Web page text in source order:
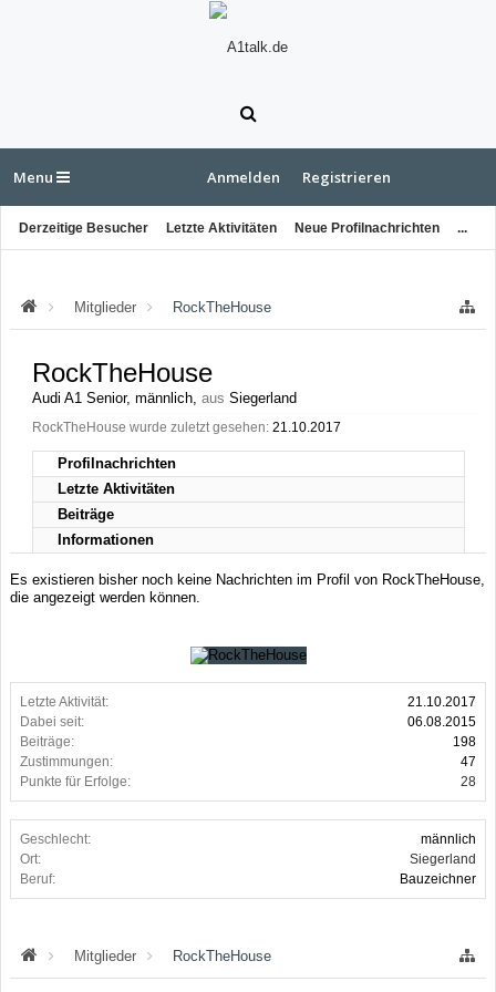
Menu
Derzeitige Besucher Letzte Aktivitäten Neue Profilnachrichten ...
Anmelden Registrieren
Mitglieder RockTheHouse
Letzte Aktivität:
21.10.2017
Dabei seit:
06.08.2015
Beiträge:
198
Zustimmungen:
47
Punkte für Erfolge:
28
Geschlecht:
männlich
Ort:
Siegerland
Beruf:
Bauzeichner
RockTheHouse
Audi A1 Senior, männlich, aus Siegerland
RockTheHouse wurde zuletzt gesehen: 21.10.2017
Profilnachrichten
Letzte Aktivitäten
Beiträge
Informationen
Es existieren bisher noch keine Nachrichten im Profil von RockTheHouse,
die angezeigt werden können.
Mitglieder RockTheHouse